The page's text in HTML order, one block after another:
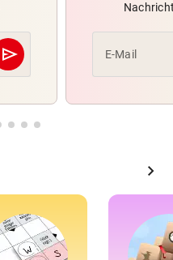
send
Abschicken E-Mail
chevron_right